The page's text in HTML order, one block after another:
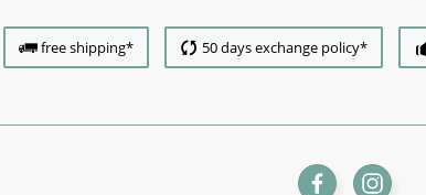
free shipping* 50 days exchange policy*